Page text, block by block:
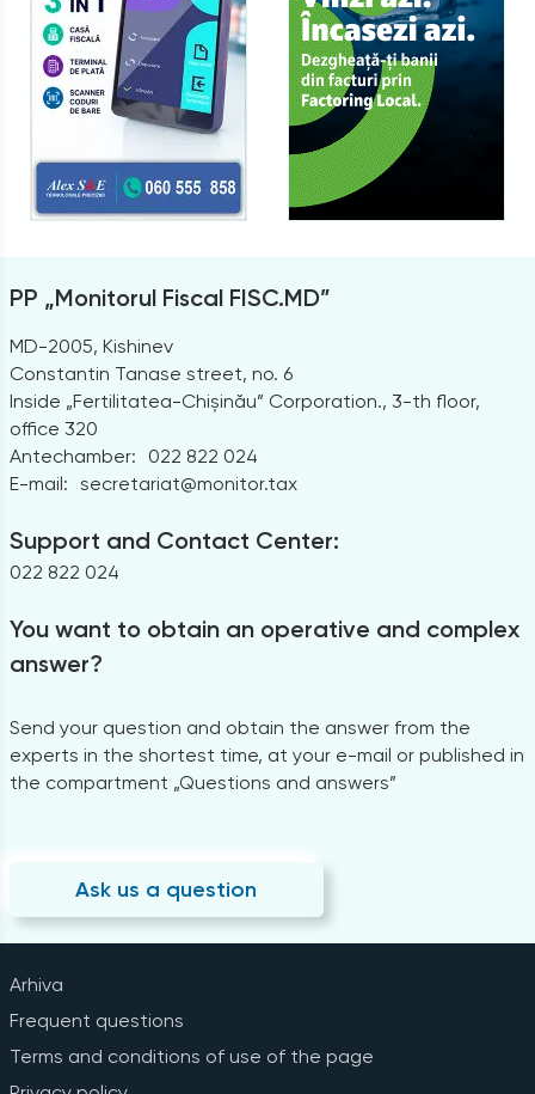
PP „Monitorul Fiscal FISC.MD”
MD-2005, Kishinev
Constantin Tanase street, no. 6
Inside „Fertilitatea-Chișinău” Corporation., 3-th floor,
office 320
Antechamber:
022 822 024
E-mail: secretariat@monitor.tax
Support and Contact Center:
022 822 024
You want to obtain an operative and complex
answer?
Send your question and obtain the answer from the
experts in the shortest time, at your e-mail or published in
the compartment „Questions and answers”
Ask us a question
Arhiva
Frequent questions
Terms and conditions of use of the page